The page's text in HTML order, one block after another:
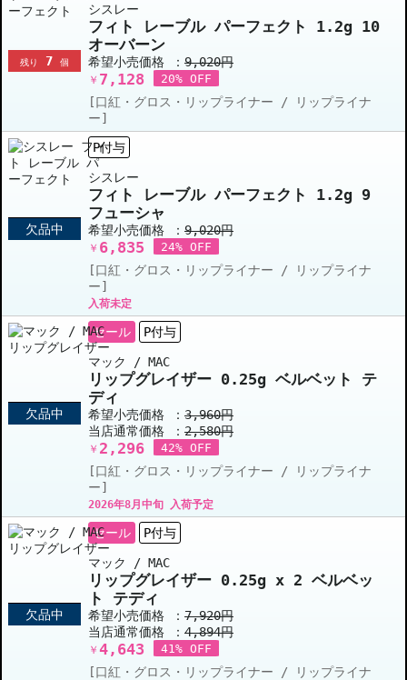
残り 7 個
シスレー
フィト レーブル パーフェクト 1.2g 10
オーバーン
希望小売価格 ： 9,020円
￥ 7,128 20% OFF
[口紅・グロス・リップライナー / リップライナ
ー]
欠品中
P付与
シスレー
フィト レーブル パーフェクト 1.2g 9
フューシャ
希望小売価格 ： 9,020円
￥ 6,835 24% OFF
[口紅・グロス・リップライナー / リップライナ
ー]
入荷未定
欠品中
セール P付与
マック / MAC
リップグレイザー 0.25g ベルベット テ
ディ
希望小売価格 ： 3,960円
当店通常価格 ： 2,580円
￥ 2,296 42% OFF
[口紅・グロス・リップライナー / リップライナ
ー]
2026年8月中旬 入荷予定
欠品中
セール P付与
マック / MAC
リップグレイザー 0.25g x 2 ベルベッ
ト テディ
希望小売価格 ： 7,920円
当店通常価格 ： 4,894円
￥ 4,643 41% OFF
[口紅・グロス・リップライナー / リップライナ